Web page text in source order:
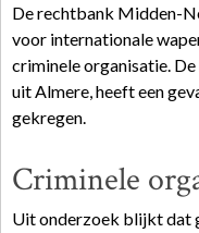
De rechtbank Midden-
voor internationale
criminele organisatie.
uit Almere, heeft een
gekregen.
Criminele
Uit onderzoek blijkt dat